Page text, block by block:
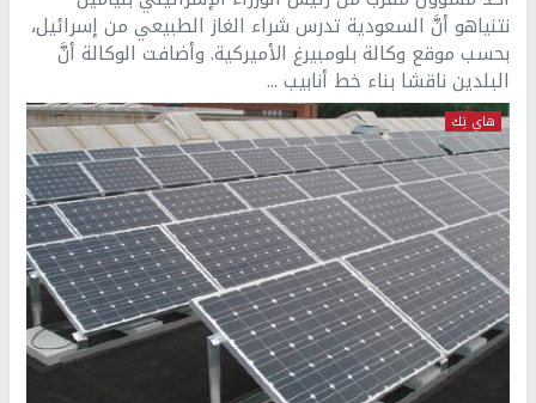
نتنياهو أنَّ السعودية تدرس شراء الغاز الطبيعي من إسرائيل،
بحسب موقع وكالة بلومبيرغ الأميركية. وأضافت الوكالة أنَّ
البلدين ناقشا بناء خط أنابيب ...
هاي تِك